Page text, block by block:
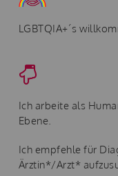
LGBTQIA+´s
Ich arbeite als
Ebene.
Ich empfehle für
Ärztin*/Arzt*